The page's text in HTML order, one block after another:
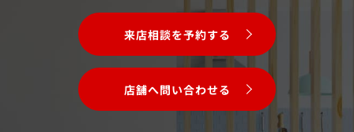
来店相談を予約する
店舗へ問い合わせる